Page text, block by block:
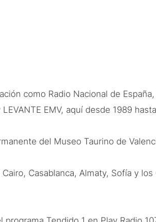
como Radio Nacional de
EMV, aquí desde 1989
del Museo Taurino de
Casablanca, Almaty, Sofía y los